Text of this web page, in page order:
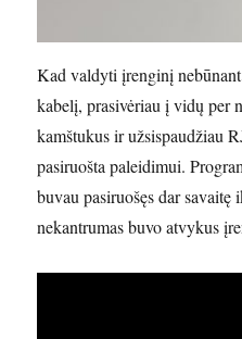
Kad valdyti įrenginį
kabelį, prasivėriau į vidų per
kamštukus ir užsispaudžiau
pasiruošta paleidimui.
buvau pasiruošęs dar
nekantrumas buvo atvykus